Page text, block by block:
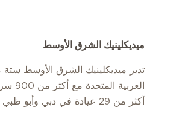
ميديكلينيك الشرق الأوسط
تدير ميديكلينيك الشرق الأوسط
أكثر من 29 عيادة في دبي وأبو ظبي والعين ومنطقة الظفرة.